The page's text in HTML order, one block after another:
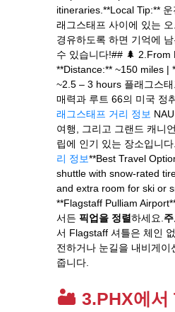
itineraries.**Local Tip:**
래그스태프 사이에 있는
경유하도록 하면 기억에
수 있습니다!## 🌲 2.From
**Distance:** ~150 miles |
~2.5 – 3 hours 플래그스
매력과 루트 66의 미국 정
래그스태프 거리 정보
여행, 그리고 그랜드 캐니
립에 인기 있는 장소입니다.
리 정보**Best Travel
shuttle with snow-rated
and extra room for ski or
**Flagstaff Pulliam
서든 픽업을 정렬하세요.
서 Flagstaff 셔틀은 체인
전하거나 눈길을 내비게이
줍니다.
🏜️ 3.PHX에서